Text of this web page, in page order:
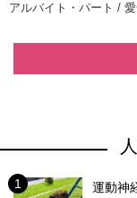
アルバイト・パート /
運動神